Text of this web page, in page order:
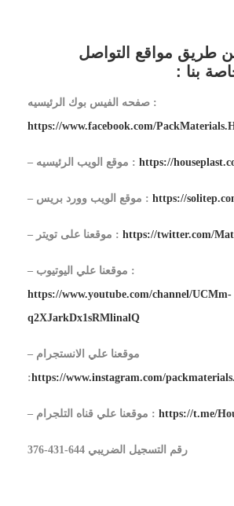
طريق مواقع التواصل
بنا :
صفحه الفيس بوك الرئيسيه :
https://www.facebook.com/
– موقع الويب الرئيسيه : https://
– موقع الويب وورد بريس : https://
– موقعنا على تويتر : https://twitter.com/
– موقعنا علي اليوتيوب :
https://www.youtube.com/channel/UCMm-
q2XJarkDx1sRMlinalQ
– موقعنا علي الانستجرام
:https://www.instagram.com/
– موقعنا علي قناه التلجرام : https://t.me/
رقم التسجيل الضريبي 644-431-376